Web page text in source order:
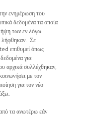
ενημέρωση του
δεδομένα τα οποία
των εν λόγω
λήφθηκαν. Σε
επιθυμεί όπως
για
αρχικά συλλέχθηκαν,
με τον
για τον νέο
τα ανωτέρω εάν: